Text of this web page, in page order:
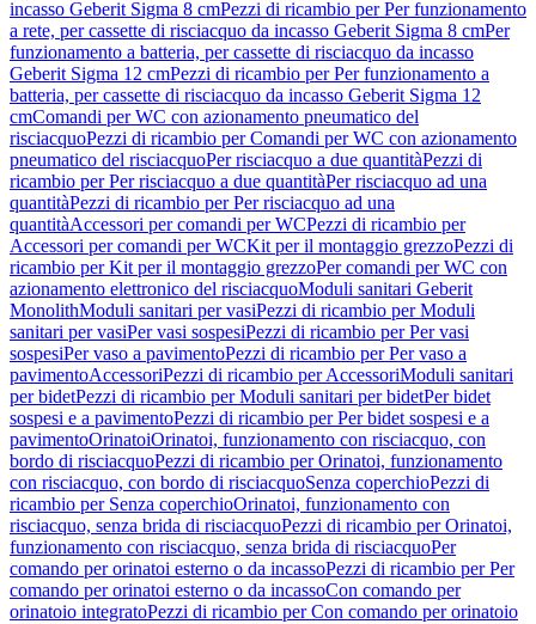
incasso Geberit Sigma 8 cmPezzi di ricambio per Per funzionamento
a rete, per cassette di risciacquo da incasso Geberit Sigma 8 cmPer
funzionamento a batteria, per cassette di risciacquo da incasso
Geberit Sigma 12 cmPezzi di ricambio per Per funzionamento a
batteria, per cassette di risciacquo da incasso Geberit Sigma 12
cmComandi per WC con azionamento pneumatico del
risciacquoPezzi di ricambio per Comandi per WC con azionamento
pneumatico del risciacquoPer risciacquo a due quantitàPezzi di
ricambio per Per risciacquo a due quantitàPer risciacquo ad una
quantitàPezzi di ricambio per Per risciacquo ad una
quantitàAccessori per comandi per WCPezzi di ricambio per
Accessori per comandi per WCKit per il montaggio grezzoPezzi di
ricambio per Kit per il montaggio grezzoPer comandi per WC con
azionamento elettronico del risciacquoModuli sanitari Geberit
MonolithModuli sanitari per vasiPezzi di ricambio per Moduli
sanitari per vasiPer vasi sospesiPezzi di ricambio per Per vasi
sospesiPer vaso a pavimentoPezzi di ricambio per Per vaso a
pavimentoAccessoriPezzi di ricambio per AccessoriModuli sanitari
per bidetPezzi di ricambio per Moduli sanitari per bidetPer bidet
sospesi e a pavimentoPezzi di ricambio per Per bidet sospesi e a
pavimentoOrinatoiOrinatoi, funzionamento con risciacquo, con
bordo di risciacquoPezzi di ricambio per Orinatoi, funzionamento
con risciacquo, con bordo di risciacquoSenza coperchioPezzi di
ricambio per Senza coperchioOrinatoi, funzionamento con
risciacquo, senza brida di risciacquoPezzi di ricambio per Orinatoi,
funzionamento con risciacquo, senza brida di risciacquoPer
comando per orinatoi esterno o da incassoPezzi di ricambio per Per
comando per orinatoi esterno o da incassoCon comando per
orinatoio integratoPezzi di ricambio per Con comando per orinatoio